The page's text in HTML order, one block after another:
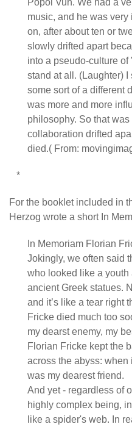
Popol Vuh. We had a
music, and he was very
on, after about ten or
slowly drifted apart
into a pseudo-culture
stand at all. (Laughter)
some sort of a different
was more and more
philosophy. So that
collaboration drifted
died.( From:
*
For the booklet included in
Herzog wrote a short In
In Memoriam Florian
Jokingly, we often said
who looked like a
ancient Greek statues.
and it’s like a tear right
Fricke died much too
my dearst enemy, my
Florian Fricke kept the
across the abyss: when
was my dearest friend.
And yet - regardless of
highly complex being,
like a spider's web. In